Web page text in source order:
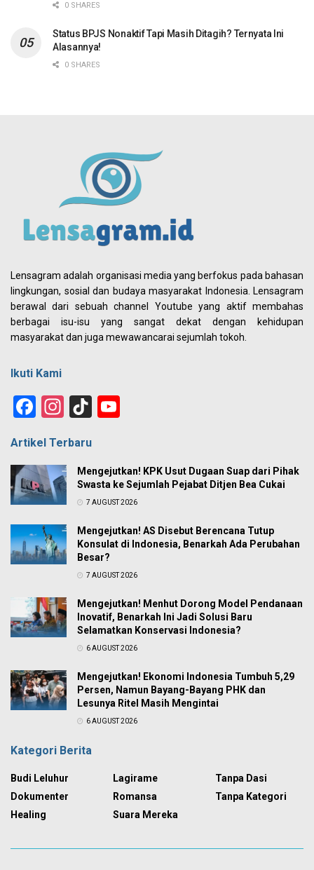
0 SHARES
Status BPJS Nonaktif Tapi Masih Ditagih? Ternyata Ini
Alasannya!
0 SHARES
Lensagram adalah organisasi media yang berfokus pada bahasan
lingkungan, sosial dan budaya masyarakat Indonesia. Lensagram
berawal dari sebuah channel Youtube yang aktif membahas
berbagai isu-isu yang sangat dekat dengan kehidupan
masyarakat dan juga mewawancarai sejumlah tokoh.
Ikuti Kami
Facebook
Instagram
TikTok
Artikel Terbaru
Mengejutkan! KPK Usut Dugaan Suap dari Pihak
Swasta ke Sejumlah Pejabat Ditjen Bea Cukai
7 AUGUST 2026
Mengejutkan! AS Disebut Berencana Tutup
Konsulat di Indonesia, Benarkah Ada Perubahan
Besar?
7 AUGUST 2026
Mengejutkan! Menhut Dorong Model Pendanaan
Inovatif, Benarkah Ini Jadi Solusi Baru
Selamatkan Konservasi Indonesia?
6 AUGUST 2026
Mengejutkan! Ekonomi Indonesia Tumbuh 5,29
Persen, Namun Bayang-Bayang PHK dan
Lesunya Ritel Masih Mengintai
6 AUGUST 2026
Kategori Berita
Budi Leluhur
Dokumenter
Healing
Lagirame
Romansa
Suara Mereka
Tanpa Dasi
Tanpa Kategori